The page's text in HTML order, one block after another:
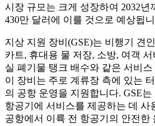
시장 규모는 크게 성장하여 2032년
430만 달러에 이를 것으로 예상됩
지상 지원 장비(GSE)는 비행기 견
카트, 휴대용 물 저장, 소방, 여객
실 폐기물 탱크 배수와 같은 서비
이 장비는 주로 계류장 측에 있는
의 공항 운영을 지원합니다. GSE
항공기에 서비스를 제공하는 데 사
공항에서 이륙 전 항공기의 안전한